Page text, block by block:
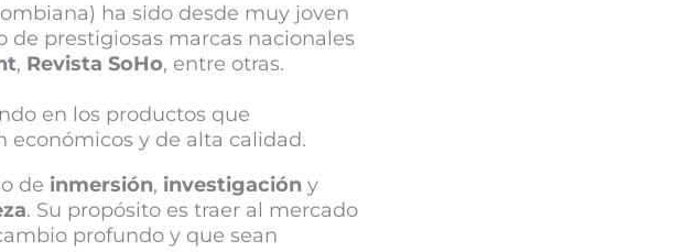
ha sido desde muy joven
prestigiosas marcas nacionales
, Revista SoHo, entre otras.
en los productos que
económicos y de alta calidad.
de inmersión, investigación y
. Su propósito es traer al mercado
profundo y que sean